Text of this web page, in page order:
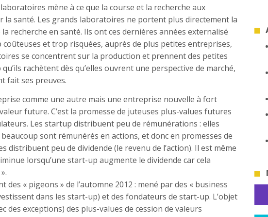
mène à ce que la course et la recherche aux
la santé. Les grands laboratoires ne portent plus directement la
recherche en santé. Ils ont ces dernières années externalisé
coûteuses et trop risquées, auprès de plus petites entreprises,
se concentrent sur la production et prennent des petites
rachètent dès qu’elles ouvrent une perspective de marché,
fait ses preuves.
comme une autre mais une entreprise nouvelle à fort
future. C’est la promesse de juteuses plus-values futures
Les startup distribuent peu de rémunérations : elles
sont rémunérés en actions, et donc en promesses de
distribuent peu de dividende (le revenu de l’action). Il est même
lorsqu’une start-up augmente le dividende car cela
des « pigeons » de l’automne 2012 : mené par des « business
dans les start-up) et des fondateurs de start-up. L’objet
des exceptions) des plus-values de cession de valeurs